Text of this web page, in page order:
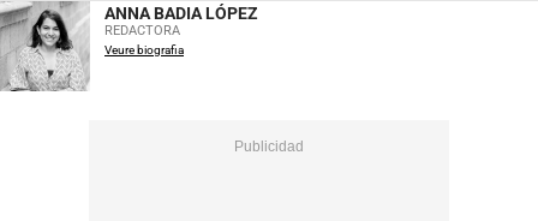
ANNA BADIA LÓPEZ
REDACTORA
Veure biografia